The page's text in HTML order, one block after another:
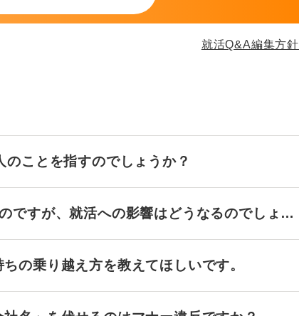
就活Q&A編集方針
のことを指すのでしょうか？
ですが、就活への影響はどうなるのでしょう
の乗り越え方を教えてほしいです。